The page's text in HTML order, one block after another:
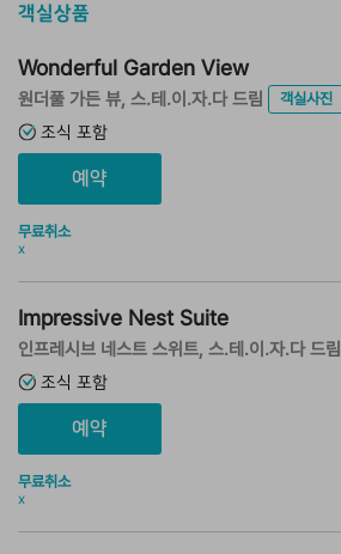
객실상품
Wonderful Garden View
원더풀 가든 뷰, 스.테.이.자.다 드림
객실사진
조식 포함
무료취소
x
Impressive Nest Suite
인프레시브 네스트 스위트, 스.테.이.자.다 드림
조식 포함
무료취소
x